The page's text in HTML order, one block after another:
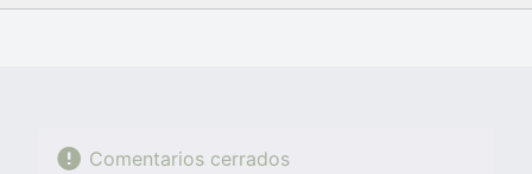
FACEBOOK
TWITTERFLIPBOARD
E-
WHATSAPP
Comentarios cerrados